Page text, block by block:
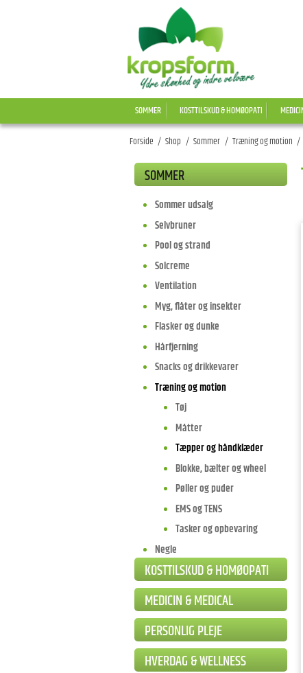
SOMMER KOSTTILSKUD & HOMØOPATI
Forside / Shop / Sommer / Træning og motion /
SOMMER
Sommer udsalg
Selvbruner
Pool og strand
Solcreme
Ventilation
Myg, flåter og insekter
Flasker og dunke
Hårfjerning
Snacks og drikkevarer
Træning og motion
Tøj
Måtter
Tæpper og håndklæder
Blokke, bælter og wheel
Pøller og puder
EMS og TENS
Tasker og opbevaring
Negle
KOSTTILSKUD & HOMØOPATI
MEDICIN & MEDICAL
PERSONLIG PLEJE
HVERDAG & WELLNESS